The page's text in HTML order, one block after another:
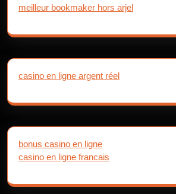
meilleur bookmaker hors arjel
casino en ligne argent réel
bonus casino en ligne
casino en ligne francais